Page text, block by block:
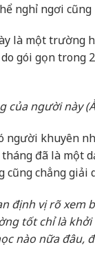
nghỉ ngơi
là một trường
gói gọn trong
của người này
người khuyên
đã là một
cũng chẳng giải
định vị rõ xem
tốt chỉ là
nào nữa đâu,